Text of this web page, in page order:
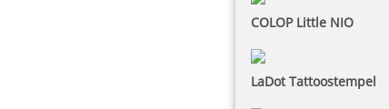
COLOP Little NIO
LaDot Tattoostempel